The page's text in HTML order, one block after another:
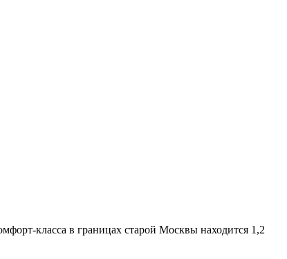
класса в границах старой Москвы находится 1,2